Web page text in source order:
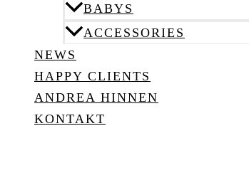
BABYS
ACCESSORIES
NEWS
HAPPY CLIENTS
ANDREA HINNEN
KONTAKT